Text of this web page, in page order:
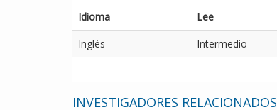
Idioma Lee
Inglés
Intermedio
INVESTIGADORES RELACIONADOS